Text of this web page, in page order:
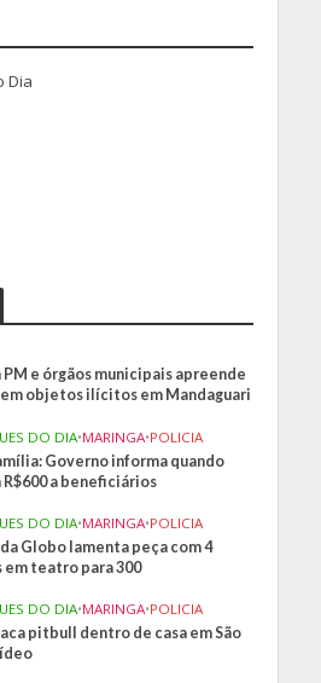
Dia
PM e órgãos municipais apreende
em objetos ilícitos em Mandaguari
DO DIA•MARINGA•POLICIA
Governo informa quando
a beneficiários
DO DIA•MARINGA•POLICIA
Globo lamenta peça com 4
em teatro para 300
DO DIA•MARINGA•POLICIA
pitbull dentro de casa em São